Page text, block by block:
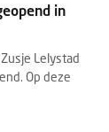
in
Lelystad
Op deze